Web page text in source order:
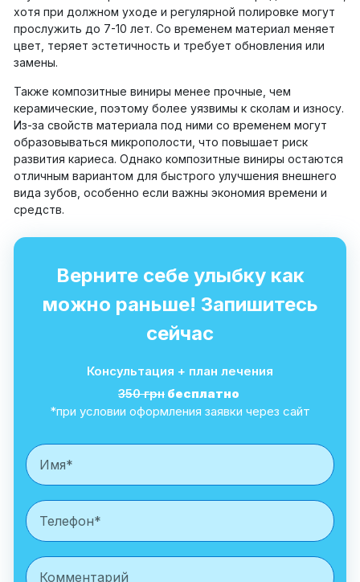
хотя при должном уходе и регулярной полировке могут
прослужить до 7-10 лет. Со временем материал меняет
цвет, теряет эстетичность и требует обновления или
замены.
Также композитные виниры менее прочные, чем
керамические, поэтому более уязвимы к сколам и износу.
Из-за свойств материала под ними со временем могут
образовываться микрополости, что повышает риск
развития кариеса. Однако композитные виниры остаются
отличным вариантом для быстрого улучшения внешнего
вида зубов, особенно если важны экономия времени и
средств.
Верните себе улыбку как
можно раньше! Запишитесь
сейчас
Консультация + план лечения
350 грн бесплатно
*при условии оформления заявки через сайт